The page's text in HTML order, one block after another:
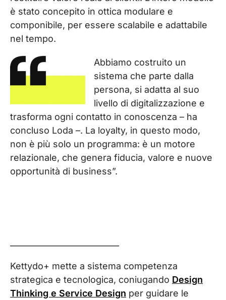
è stato concepito in ottica modulare e
componibile, per essere scalabile e adattabile
nel tempo.
Abbiamo costruito un
sistema che parte dalla
persona, si adatta al suo
livello di digitalizzazione e
trasforma ogni contatto in conoscenza – ha
concluso Loda –. La loyalty, in questo modo,
non è più solo un programma: è un motore
relazionale, che genera fiducia, valore e nuove
opportunità di business”.
Kettydo+ mette a sistema competenza
strategica e tecnologica, coniugando Design
Thinking e Service Design per guidare le